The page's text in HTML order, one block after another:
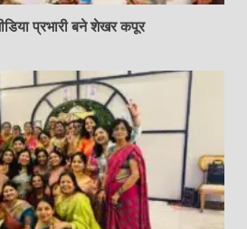
प्रभारी बने शेखर कपूर